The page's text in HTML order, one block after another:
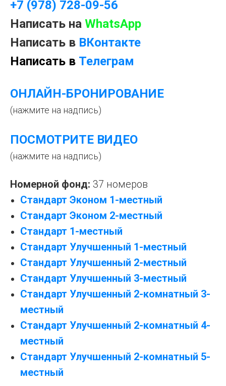
+7 (978) 728-09-56
Написать на WhatsApp
Написать в ВКонтакте
Написать в Телеграм
ОНЛАЙН-БРОНИРОВАНИЕ
(нажмите на надпись)
ПОСМОТРИТЕ ВИДЕО
(нажмите на надпись)
Номерной фонд: 37 номеров
Стандарт Эконом 1-местный
Стандарт Эконом 2-местный
Стандарт 1-местный
Стандарт Улучшенный 1-местный
Стандарт Улучшенный 2-местный
Стандарт Улучшенный 3-местный
Стандарт Улучшенный 2-комнатный 3-
местный
Стандарт Улучшенный 2-комнатный 4-
местный
Стандарт Улучшенный 2-комнатный 5-
местный